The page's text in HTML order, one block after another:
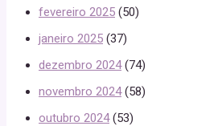
fevereiro 2025 (50)
janeiro 2025 (37)
dezembro 2024(74)
novembro 2024(58)
outubro 2024(53)